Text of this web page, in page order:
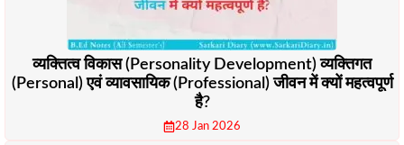
व्यक्तित्व विकास (Personality Development) व्यक्तिगत
(Personal) एवं व्यावसायिक (Professional) जीवन में क्यों महत्वपूर्ण
है?
28 Jan 2026